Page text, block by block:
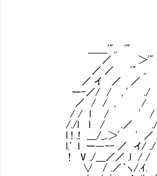
＿＿'",. '" -― -
／ ＞'" ,. '"￣
／ ／ '" ,. ／ ,.
／ イ ／ ／ ' , ／
ー-／/ / , ' ./ /
／ / / , / / /"￣｀`⌒`ヽｰ
/ / l / ' / ' /
/./l l / .／ ./ / __ }
l ! .! ＿/_,.＞' ' ／ /-‐
l.' l ー―-- ／ イ/ ./ -
! V ./＿／／ .l /
∨ / .／｀ヽ/.ｲ. ＿